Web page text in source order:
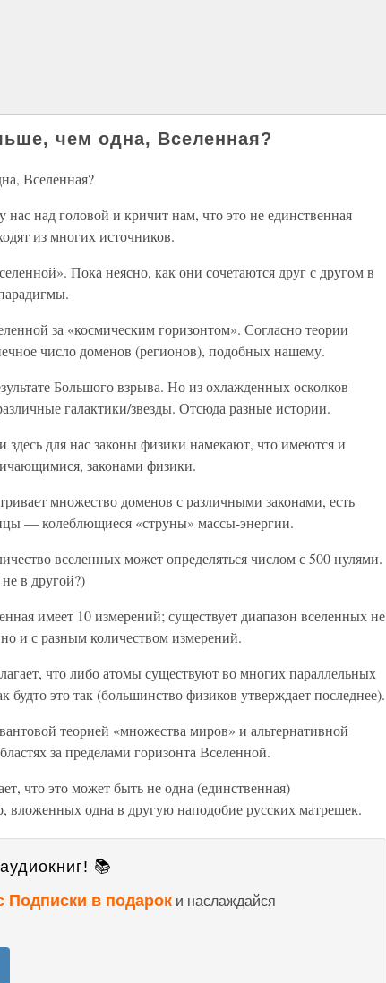
чем одна, Вселенная?
Вселенная?
над головой и кричит нам, что это не единственная
из многих источников.
Пока неясно, как они сочетаются друг с другом в
за «космическим горизонтом». Согласно теории
число доменов (регионов), подобных нашему.
Большого взрыва. Но из охлажденных осколков
галактики/звезды. Отсюда разные истории.
для нас законы физики намекают, что имеются и
законами физики.
множество доменов с различными законами, есть
— колеблющиеся «струны» массы-энергии.
вселенных может определяться числом с 500 нулями.
в другой?)
имеет 10 измерений; существует диапазон вселенных не
и с разным количеством измерений.
что либо атомы существуют во многих параллельных
будто это так (большинство физиков утверждает последнее).
теорией «множества миров» и альтернативной
за пределами горизонта Вселенной.
что это может быть не одна (единственная)
вложенных одна в другую наподобие русских матрешек.
📚
Подписки в подарок и наслаждайся